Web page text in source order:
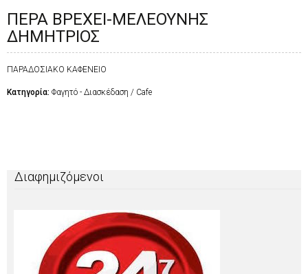
ΠΕΡΑ ΒΡΕΧΕΙ-ΜΕΛΕΟΥΝΗΣ
ΔΗΜΗΤΡΙΟΣ
ΠΑΡΑΔΟΣΙΑΚΟ ΚΑΦΕΝΕΙΟ
Κατηγορία: Φαγητό - Διασκέδαση / Cafe
Διαφημιζόμενοι